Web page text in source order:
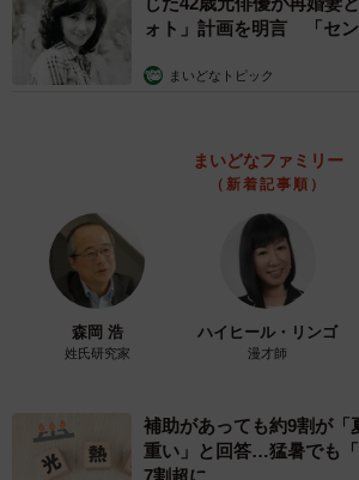
ォト」計画を明言 「セ
まいどなトピック
まいどなファミリー
（新着記事順）
森岡 浩
姓氏研究家
ハイヒール・リンゴ
漫才師
補助があっても約9割が「
重い」と回答…猛暑でも
7割超に